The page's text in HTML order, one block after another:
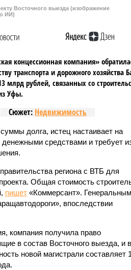
в
Восточного выезда (изображение
ИИ)
концессионная компания»
транспорта и дорожного хозяйства
млрд рублей, связанных со
Уфы.
Сюжет: Недвижимость
долга, истец настаивает на
средствами и требует
региона с ВТБ для
Общая стоимость
пишет«Коммерсант». Генеральным
впоследствии
компания получила право
в состав Восточного выезда, и
новой магистрали составляет